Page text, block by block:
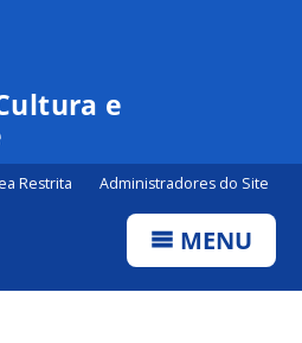
e
Restrita Administradores do Site
MENU